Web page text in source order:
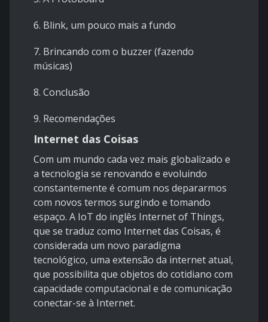
6. Blink, um pouco mais a fundo
7. Brincando com o buzzer (fazendo
músicas)
8. Conclusão
9. Recomendações
Internet das Coisas
Com um mundo cada vez mais globalizado e
a tecnologia se renovando e evoluindo
constantemente é comum nos depararmos
com novos termos surgindo e tomando
espaço. A IoT do inglês Internet of Things,
que se traduz como Internet das Coisas, é
considerada um novo paradigma
tecnológico, uma extensão da internet atual,
que possibilita que objetos do cotidiano com
capacidade computacional e de comunicação
conectar-se à Internet.